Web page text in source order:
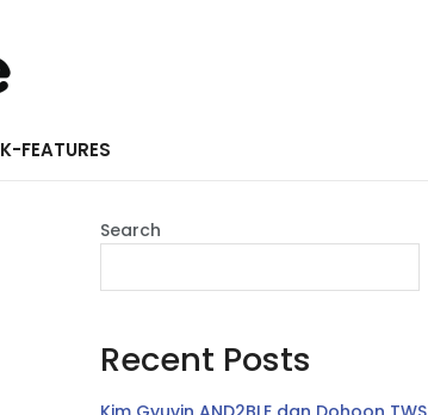
K-FEATURES
Search
Recent Posts